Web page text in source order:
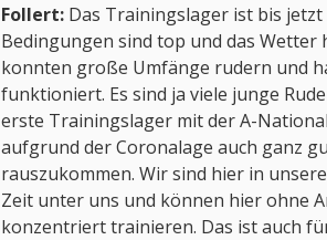
Follert:Das Trainingslager ist bis
Bedingungen sind top und das
konnten große Umfänge rudern und
funktioniert. Es sind ja viele junge
erste Trainingslager mit der A-
aufgrund der Coronalage auch ganz
rauszukommen. Wir sind hier in
Zeit unter uns und können hier ohne
konzentriert trainieren. Das ist auch